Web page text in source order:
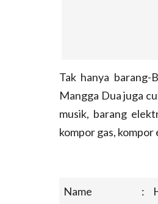
Tak hanya
Mangga Dua juga
musik, barang
kompor gas,
Name :